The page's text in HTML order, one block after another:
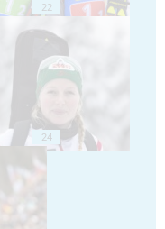
22
24